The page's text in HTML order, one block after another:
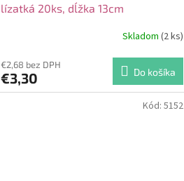
lízatká 20ks, dĺžka 13cm
Skladom (2 ks)
€2,68 bez DPH
€3,30 Do košíka
Kód: 5152